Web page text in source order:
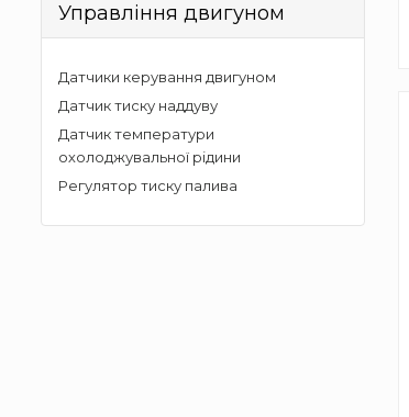
Управління двигуном
Датчики керування двигуном
Датчик тиску наддуву
Датчик температури
охолоджувальної рідини
Регулятор тиску палива